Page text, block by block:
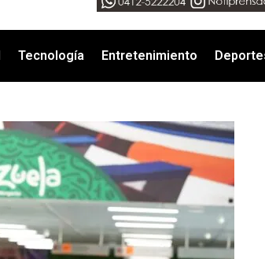
Tecnología Entretenimiento